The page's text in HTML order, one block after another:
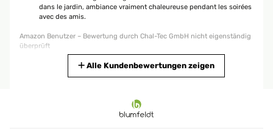
vermutlich die Feuerwehr ausgerückt
überprüft
Farbveränderung zu sehen.Ich empfehle aber dringend eine Bodenplatte
mit mindestens 50cm Durchmesser mitzubestellen. Da doch einiges an
dans le jardin, ambiance vraiment chaleureuse pendant les soirées
avec des amis.
Amazon Benutzer – Bewertung durch Chal-Tec GmbH nicht eigenständig
überprüft
J'ai craqué pour ce modèle de brasero car il est moderne et
Alle Kundenbewertungen zeigen